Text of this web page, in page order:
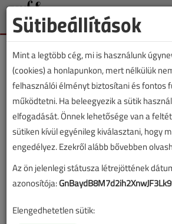
Nyilatkozott a
VGF Szaklapnak a
csődeljárásról
2018. március 6. | VGF online |
Az alábbi tartalom archív, 8 éve frissült
Sütibeállítások
Mint a legtöbb cég, mi is használunk
(cookies) a honlapunkon, mert nélkülük
felhasználói élményt biztosítani és fontos
működtetni. Ha beleegyezik a sütik
elfogadását. Önnek lehetősége van a
sütiken kívül egyénileg kiválasztani, hogy
engedélyez. Ezekről alább bővebben
Az ön jelenlegi státusza létrejöttének
azonosítója:
Elengedhetetlen sütik: